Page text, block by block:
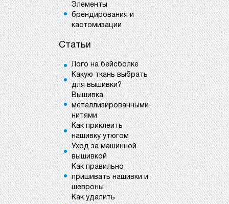
Элементы
брендирования и
кастомизации
Статьи
Лого на бейсболке
Какую ткань выбрать
для вышивки?
Вышивка
металлизированными
нитями
Как приклеить
нашивку утюгом
Уход за машинной
вышивкой
Как правильно
пришивать нашивки и
шевроны
Как удалить